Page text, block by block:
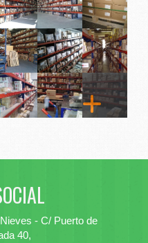
- C/ Puerto de
40,